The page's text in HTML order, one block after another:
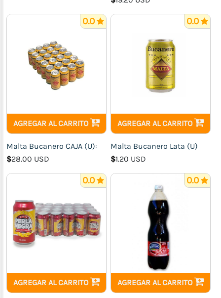
AGREGAR AL CARRITO
0.0
Malta Bucanero CAJA (U):
$28.00 USD
AGREGAR AL CARRITO
0.0
Malta Bucanero Lata (U)
$1.20 USD
AGREGAR AL CARRITO
0.0
AGREGAR AL CARRITO
0.0